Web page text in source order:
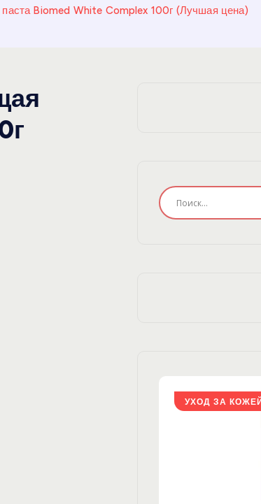
Biomed White Complex 100г (Лучшая цена)
УХОД ЗА